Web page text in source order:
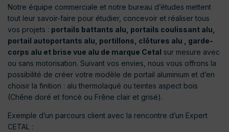
Notre équipe commerciale et notre bureau d’études mettent
tout leur savoir-faire pour étudier, concevoir et réaliser tous
vos projets : portails battants alu, portails coulissant alu,
portail autoportants alu, portillons, clôtures alu , garde-
corps alu et brise vue alu de marque Cetal sur mesure avec
ou sans motorisation. Suivant vos envies, nous vous offrons la
possibilité de créer votre modèle de portail aluminium et d’en
choisir la finition : alu thermolaqué ou teintes aspect bois
(Chêne doré et foncé ou Frêne clair et grisé).
Exemple d’un parcours client avec la rencontre d’un Expert
CETAL :